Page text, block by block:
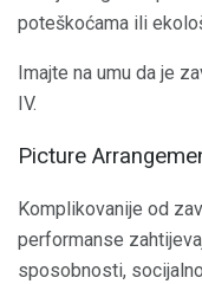
poteškoćama ili
Imajte na umu da je
IV.
Picture
Komplikovanije od
performanse
sposobnosti,